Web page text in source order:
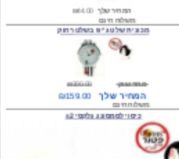
מכונית שלט ג'יפ בשלט רחוק
₪300.00 מחיר שוק
₪159.00
כיסוי לסמסונג גלקסי s2